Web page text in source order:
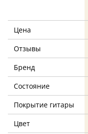
Цена
Отзывы
Бренд
Состояние
Покрытие гитары
Цвет